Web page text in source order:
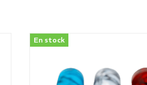
En stock